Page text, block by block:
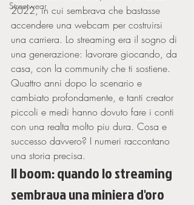
Streetwear
2022, in cui sembrava che bastasse
accendere una webcam per costruirsi
una carriera. Lo streaming era il sogno di
una generazione: lavorare giocando, da
casa, con la community che ti sostiene.
Quattro anni dopo lo scenario e
cambiato profondamente, e tanti creator
piccoli e medi hanno dovuto fare i conti
con una realta molto piu dura. Cosa e
successo davvero? I numeri raccontano
una storia precisa.
Il boom: quando lo streaming
sembrava una miniera d'oro